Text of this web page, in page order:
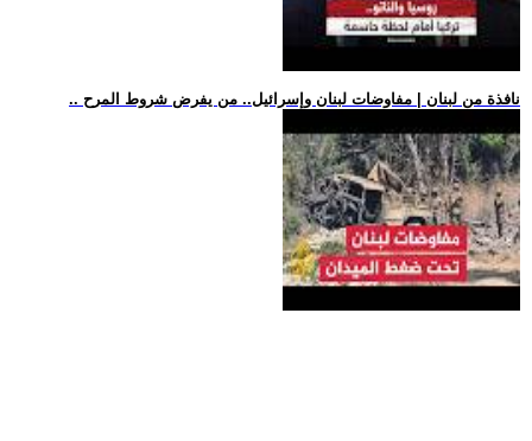
.. نافذة من لبنان | مفاوضات لبنان وإسرائيل.. من يفرض شروط المرح